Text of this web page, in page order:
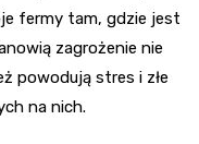
fermy tam, gdzie jest
zagrożenie nie
powodują stres i złe
na nich.